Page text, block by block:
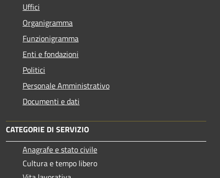
Uffici
Organigramma
Funzionigramma
Enti e fondazioni
Politici
Personale Amministrativo
Documenti e dati
CATEGORIE DI SERVIZIO
Anagrafe e stato civile
Cultura e tempo libero